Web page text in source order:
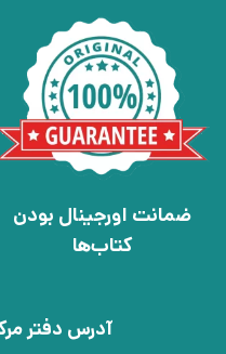
ضمانت اورجینال بودن
کتاب‌ها
آدرس دفتر